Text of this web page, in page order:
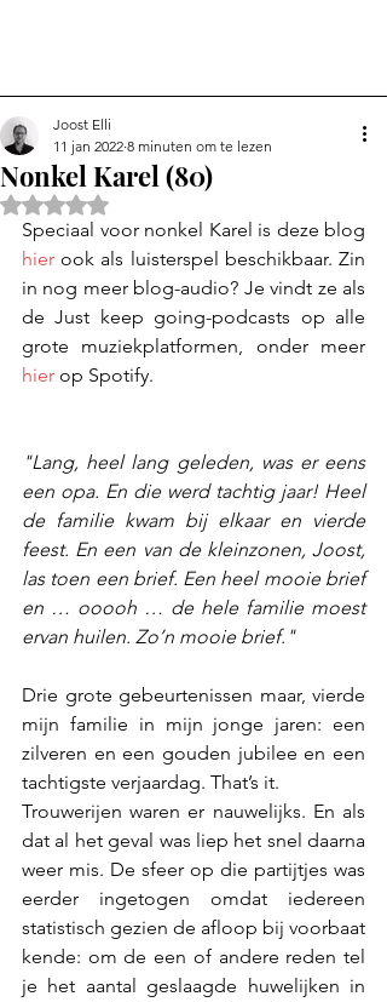
Nonkel Karel (80)
Joost Elli
11 jan 2022 8 minuten om te lezen
Beoordeeld met NaN uit 5 sterren.
hier ook als luisterspel beschikbaar. Zin
in nog meer blog-audio? Je vindt ze als
de Just keep going-podcasts op alle
hier op Spotify.
"Lang, heel lang geleden, was er eens
een opa. En die werd tachtig jaar! Heel
de familie kwam bij elkaar en vierde
feest. En een van de kleinzonen, Joost,
las toen een brief. Een heel mooie brief
en … ooooh … de hele familie moest
ervan huilen. Zo’n mooie brief."
Drie grote gebeurtenissen maar, vierde
mijn familie in mijn jonge jaren: een
zilveren en een gouden jubilee en een
tachtigste verjaardag. That’s it.
Trouwerijen waren er nauwelijks. En als
dat al het geval was liep het snel daarna
weer mis. De sfeer op die partijtjes was
eerder ingetogen omdat iedereen
statistisch gezien de afloop bij voorbaat
kende: om de een of andere reden tel
je het aantal geslaagde huwelijken in